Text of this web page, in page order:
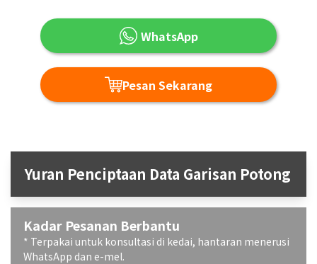
WhatsApp
Pesan Sekarang
Yuran Penciptaan Data Garisan Potong
Kadar Pesanan Berbantu
* Terpakai untuk konsultasi di kedai, hantaran menerusi
WhatsApp dan e-mel.